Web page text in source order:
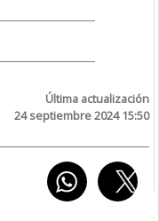
Última actualización
24 septiembre 2024 15:50